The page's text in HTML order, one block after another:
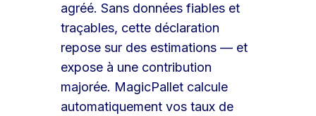
agréé. Sans données fiables et
traçables, cette déclaration
repose sur des estimations — et
expose à une contribution
majorée. MagicPallet calcule
automatiquement vos taux de